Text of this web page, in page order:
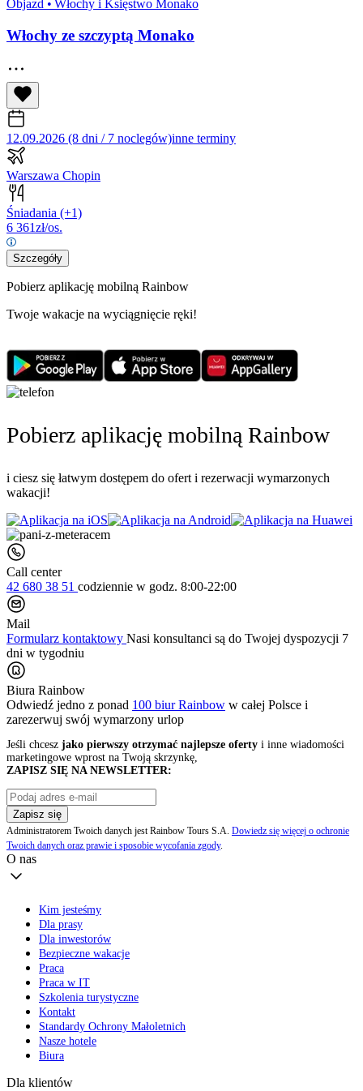
Objazd • Włochy i Księstwo Monako
Włochy ze szczyptą Monako
12.09.2026 (8 dni / 7 noclegów)inne terminy
Warszawa Chopin
Śniadania (+1)
6 361zł/os.
Szczegóły
Pobierz aplikację mobilną Rainbow
Twoje wakacje na wyciągnięcie ręki!
Pobierz aplikację mobilną Rainbow
i ciesz się łatwym dostępem do ofert i rezerwacji wymarzonych
wakacji!
Call center
42 680 38 51 codziennie w godz. 8:00-22:00
Mail
Formularz kontaktowy Nasi konsultanci są do Twojej dyspozycji 7
dni w tygodniu
Biura Rainbow
Odwiedź jedno z ponad 100 biur Rainbow w całej Polsce i
zarezerwuj swój wymarzony urlop
Jeśli chcesz jako pierwszy otrzymać najlepsze oferty i inne wiadomości
marketingowe wprost na Twoją skrzynkę,
ZAPISZ SIĘ NA NEWSLETTER:
Zapisz się
Administratorem Twoich danych jest Rainbow Tours S.A. Dowiedz się więcej o ochronie
Twoich danych oraz prawie i sposobie wycofania zgody.
O nas
Kim jesteśmy
Dla prasy
Dla inwestorów
Bezpieczne wakacje
Praca
Praca w IT
Szkolenia turystyczne
Kontakt
Standardy Ochrony Małoletnich
Nasze hotele
Biura
Dla klientów